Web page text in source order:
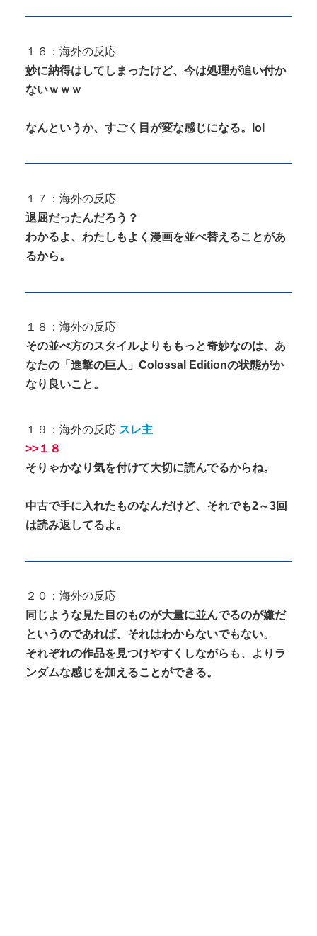
１６：海外の反応
妙に納得はしてしまったけど、今は処理が追い付か
ないｗｗｗ
なんというか、すごく目が変な感じになる。lol
１７：海外の反応
退屈だったんだろう？
わかるよ、わたしもよく漫画を並べ替えることがあ
るから。
１８：海外の反応
その並べ方のスタイルよりももっと奇妙なのは、あ
なたの「進撃の巨人」Colossal Editionの状態がか
なり良いこと。
１９：海外の反応 スレ主
>>１８
そりゃかなり気を付けて大切に読んでるからね。
中古で手に入れたものなんだけど、それでも2～3回
は読み返してるよ。
２０：海外の反応
同じような見た目のものが大量に並んでるのが嫌だ
というのであれば、それはわからないでもない。
それぞれの作品を見つけやすくしながらも、よりラ
ンダムな感じを加えることができる。